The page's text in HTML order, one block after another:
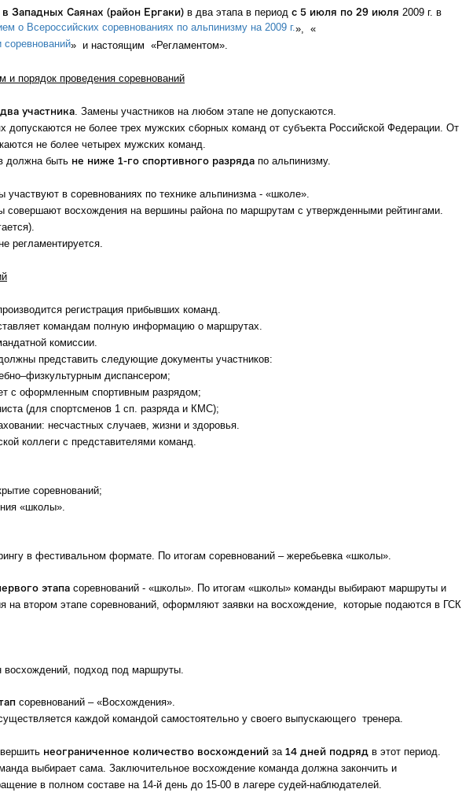
в Западных Саянах (район Ергаки) в два этапа в период с 5 июля по 29 июля 2009 г. в
о Всероссийских соревнованиях по альпинизму на 2009 г.», «
» и настоящим «Регламентом».
и порядок проведения соревнований
два участника. Замены участников на любом этапе не допускаются.
допускаются не более трех мужских сборных команд от субъекта Российской Федерации. От
не более четырех мужских команд.
должна быть не ниже 1-го спортивного разряда по альпинизму.
участвуют в соревнованиях по технике альпинизма - «школе».
совершают восхождения на вершины района по маршрутам с утвержденными рейтингами.
регламентируется.
регистрация прибывших команд.
командам полную информацию о маршрутах.
комиссии.
представить следующие документы участников:
диспансером;
с оформленным спортивным разрядом;
(для спортсменов 1 сп. разряда и КМС);
несчастных случаев, жизни и здоровья.
коллеги с представителями команд.
соревнований;
«школы».
в фестивальном формате. По итогам соревнований – жеребьевка «школы».
этапа соревнований - «школы». По итогам «школы» команды выбирают маршруты и
на втором этапе соревнований, оформляют заявки на восхождение, которые подаются в ГСК
восхождений, подход под маршруты.
соревнований – «Восхождения».
каждой командой самостоятельно у своего выпускающего тренера.
неограниченное количество восхождений за 14 дней подряд в этот период.
выбирает сама. Заключительное восхождение команда должна закончить и
в полном составе на 14-й день до 15-00 в лагере судей-наблюдателей.